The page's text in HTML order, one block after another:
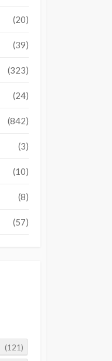
(20)
(39)
(323)
(24)
(842)
(3)
(10)
(8)
(57)
(121)